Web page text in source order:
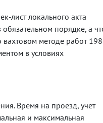
лист локального акта
порядке, а
методе работ
в условиях
Время на проезд, учет
и максимальная